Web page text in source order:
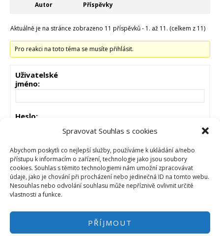
Spravovat Souhlas s cookies
Abychom poskytli co nejlepší služby, používáme k ukládání a/nebo
přístupu k informacím o zařízení, technologie jako jsou soubory
cookies. Souhlas s těmito technologiemi nám umožní zpracovávat
údaje, jako je chování při procházení nebo jedinečná ID na tomto webu.
Nesouhlas nebo odvolání souhlasu může nepříznivě ovlivnit určité
vlastnosti a funkce.
PŘÍJMOUT
Autor Příspěvky
Aktuálně je na stránce zobrazeno 11 příspěvků - 1. až 11. (celkem z 11)
Pro reakci na toto téma se musíte přihlásit.
Uživatelské
jméno:
Heslo:
Zůstat přihlášen
PŘIHLÁSIT